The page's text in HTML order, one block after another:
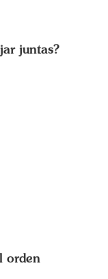
juntas?
orden